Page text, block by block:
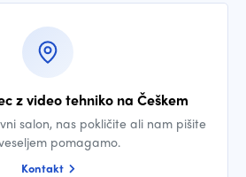
z video tehniko na Češkem
salon, nas pokličite ali nam pišite
pomagamo.
Kontakt